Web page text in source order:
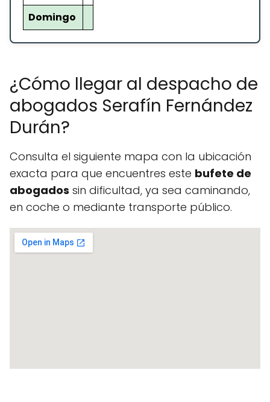
Domingo
¿Cómo llegar al despacho de
abogados Serafín Fernández
Durán?
Consulta el siguiente mapa con la ubicación
exacta para que encuentres este bufete de
abogados sin dificultad, ya sea caminando,
en coche o mediante transporte público.